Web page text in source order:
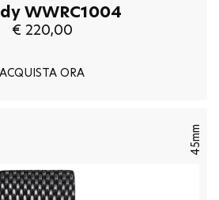
WWRC1004
€ 220,00
ACQUISTA ORA
45mm